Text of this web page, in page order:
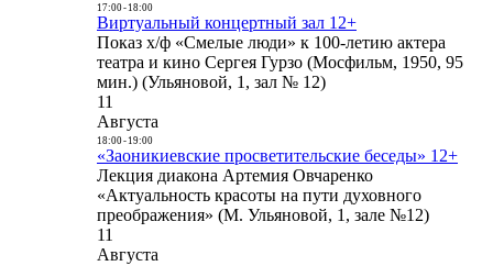
17:00- 18:00
Виртуальный концертный зал 12+
Показ х/ф «Смелые люди» к 100-летию актера
театра и кино Сергея Гурзо (Мосфильм, 1950, 95
мин.) (Ульяновой, 1, зал № 12)
11
Августа
18:00- 19:00
«Заоникиевские просветительские беседы» 12+
Лекция диакона Артемия Овчаренко
«Актуальность красоты на пути духовного
преображения» (М. Ульяновой, 1, зале №12)
11
Августа